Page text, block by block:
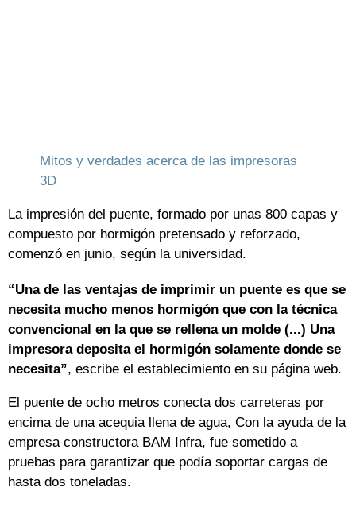
Mitos y verdades acerca de las impresoras
3D
La impresión del puente, formado por unas 800 capas y
compuesto por hormigón pretensado y reforzado,
comenzó en junio, según la universidad.
“Una de las ventajas de imprimir un puente es que se
necesita mucho menos hormigón que con la técnica
convencional en la que se rellena un molde (...) Una
impresora deposita el hormigón solamente donde se
necesita”, escribe el establecimiento en su página web.
El puente de ocho metros conecta dos carreteras por
encima de una acequia llena de agua, Con la ayuda de la
empresa constructora BAM Infra, fue sometido a
pruebas para garantizar que podía soportar cargas de
hasta dos toneladas.